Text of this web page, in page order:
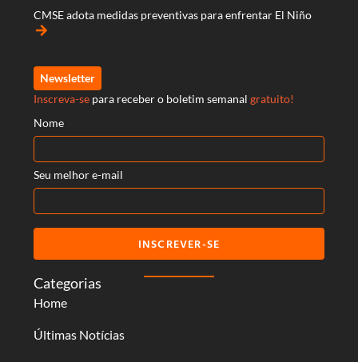
Categorias
Home
Últimas Notícias
CMSE adota medidas preventivas para enfrentar El Niño
arrow_forward
Newsletter
Inscreva-se para receber o boletim semanal gratuito!
Nome
Seu melhor e-mail
INSCREVER-SE